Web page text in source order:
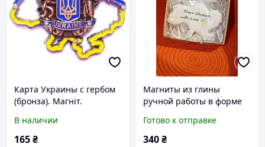
Карта Украины с гербом
(бронза). Магніт.
Гранд Презент GP-UK-
MM-021-2
В наличии
165₴
Магниты из глины
ручной работы в форме
Готово к отправке
340₴